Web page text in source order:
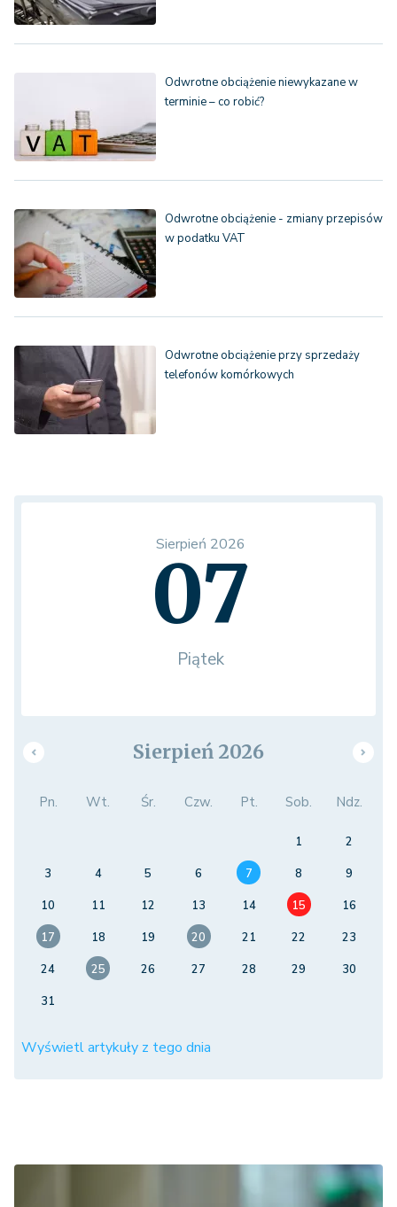
Odwrotne obciążenie niewykazane w
terminie – co robić?
Odwrotne obciążenie - zmiany przepisów
w podatku VAT
Odwrotne obciążenie przy sprzedaży
telefonów komórkowych
Sierpień 2026
07
Piątek
Sierpień 2026
Pn. Wt. Śr. Czw. Pt. Sob. Ndz.
1
2
3
4 5 6 7 8
9
10
11 12 13 14 15
16
17
18 19 20 21 22
23
24
25 26 27 28 29
30
31
Wyświetl artykuły z tego dnia